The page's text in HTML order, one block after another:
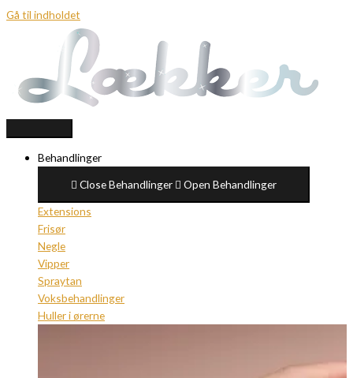
Gå til indholdet
Behandlinger
Close Behandlinger
Open Behandlinger
Extensions
Frisør
Negle
Vipper
Spraytan
Voksbehandlinger
Huller i ørerne